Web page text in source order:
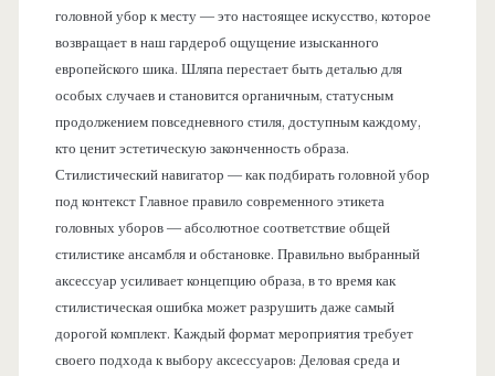
головной убор к месту — это настоящее искусство, которое
возвращает в наш гардероб ощущение изысканного
европейского шика. Шляпа перестает быть деталью для
особых случаев и становится органичным, статусным
продолжением повседневного стиля, доступным каждому,
кто ценит эстетическую законченность образа.
Стилистический навигатор — как подбирать головной убор
под контекст Главное правило современного этикета
головных уборов — абсолютное соответствие общей
стилистике ансамбля и обстановке. Правильно выбранный
аксессуар усиливает концепцию образа, в то время как
стилистическая ошибка может разрушить даже самый
дорогой комплект. Каждый формат мероприятия требует
своего подхода к выбору аксессуаров: Деловая среда и